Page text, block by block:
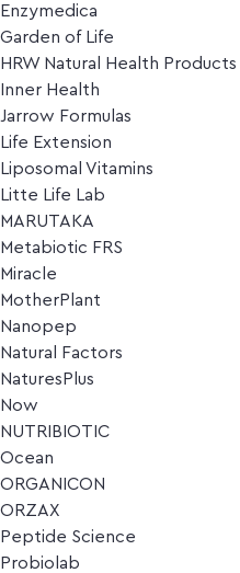
Enzymedica
Garden of Life
HRW Natural Health Products
Inner Health
Jarrow Formulas
Life Extension
Liposomal Vitamins
Litte Life Lab
MARUTAKA
Metabiotic FRS
Miracle
MotherPlant
Nanopep
Natural Factors
NaturesPlus
Now
NUTRIBIOTIC
Ocean
ORGANICON
ORZAX
Peptide Science
Probiolab